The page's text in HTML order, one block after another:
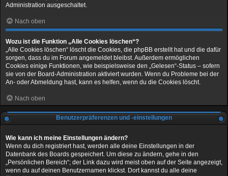
Administration ausgeschaltet.
Nach oben
Wozu ist die Funktion „Alle Cookies löschen“?
„Alle Cookies löschen“ löscht die Cookies, die phpBB erstellt hat und die dafür
sorgen, dass du im Forum angemeldet bleibst. Außerdem ermöglichen
Cookies einige Funktionen, wie beispielsweise den „Gelesen“-Status – sofern
sie von der Board-Administration aktiviert wurden. Wenn du Probleme bei der
An- oder Abmeldung hast, kann es helfen, wenn du die Cookies löscht.
Nach oben
Benutzerpräferenzen und -einstellungen
Wie kann ich meine Einstellungen ändern?
Wenn du dich registriert hast, werden alle deine Einstellungen in der
Datenbank des Boards gespeichert. Um diese zu ändern, gehe in den
„Persönlichen Bereich“; der Link dazu wird meist oben auf der Seite angezeigt,
wenn du auf deinen Benutzernamen klickst. Dort kannst du alle deine